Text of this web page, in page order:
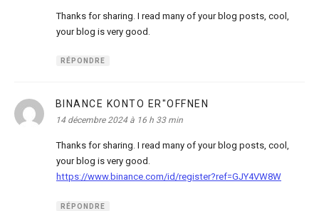
Thanks for sharing. I read many of your blog posts, cool,
your blog is very good.
RÉPONDRE
BINANCE KONTO ER"OFFNEN
14 décembre 2024 à 16 h 33 min
Thanks for sharing. I read many of your blog posts, cool,
your blog is very good.
https://www.binance.com/id/register?ref=GJY4VW8W
RÉPONDRE